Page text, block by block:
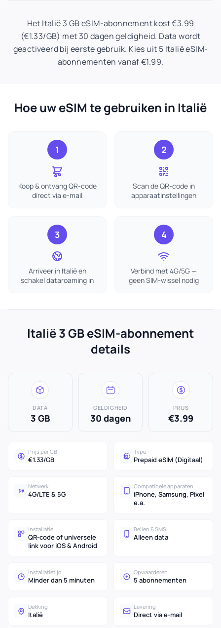
Het Italië 3 GB eSIM-abonnement kost €3.99
(€1.33/GB) met 30 dagen geldigheid. Data wordt
geactiveerd bij eerste gebruik. Kies uit 5 Italië eSIM-
abonnementen vanaf €1.99.
Hoe uw eSIM te gebruiken in Italië
1
Koop & ontvang QR-code
direct via e-mail
2
Scan de QR-code in
apparaatinstellingen
3
Arriveer in Italië en
schakel dataroaming in
4
Verbind met 4G/5G —
geen SIM-wissel nodig
Italië 3 GB eSIM-abonnement
details
DATA
3 GB
GELDIGHEID
30 dagen
PRIJS
€3.99
Prijs per GB
€1.33/GB
Type
Prepaid eSIM (Digitaal)
Netwerk
4G/LTE & 5G
Compatibele apparaten
iPhone, Samsung, Pixel
e.a.
Installatie
QR-code of universele
link voor iOS & Android
Bellen & SMS
Alleen data
Installatietijd
Minder dan 5 minuten
Opwaarderen
5 abonnementen
Dekking
Italië
Levering
Direct via e-mail